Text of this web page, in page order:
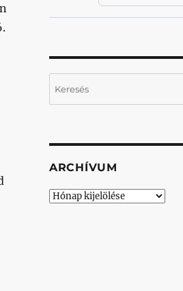
ARCHÍVUM
Archívum